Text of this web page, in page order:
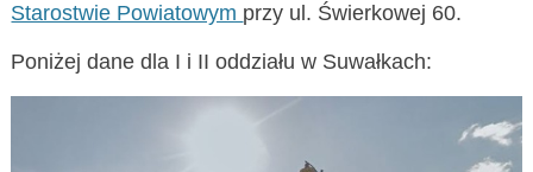
Starostwie Powiatowym przy ul. Świerkowej 60.
Poniżej dane dla I i II oddziału w Suwałkach: